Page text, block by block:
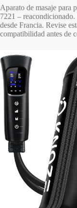
Aparato de masaje para
7221 –
desde Francia. Revise
compatibilidad antes de